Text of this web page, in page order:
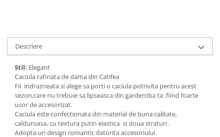
Descriere
Stil: Elegant
Caciula rafinata de dama din Catifea
Fii indrazneata si alege sa porti o caciula potrivita pentru acest
sezon,care nu trebuie sa lipseasca din garderoba ta ,fiind foarte
usor de accesorizat.
Caciula este confectionata din material de buna calitate,
calduroasa, cu textura putin elastica si doua straturi .
Adopta un design romantic datorita accesoriului.